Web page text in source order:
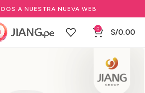
A NUESTRA NUEVA WEB
0 S/0.00